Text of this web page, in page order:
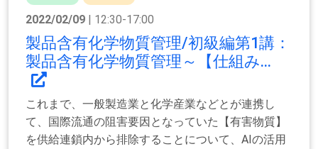
2022/02/09 | 12:30-17:00
製品含有化学物質管理/初級編第1講：
製品含有化学物質管理～【仕組み...
これまで、一般製造業と化学産業などとが連携し
て、国際流通の阻害要因となっていた【有害物質】
を供給連鎖内から排除することについて、AIの活用